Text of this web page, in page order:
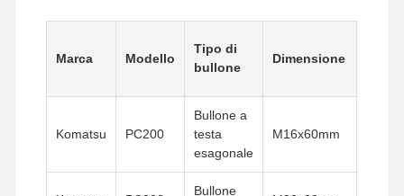
Marca Modello
Tipo di
bullone
Dimensione
Komatsu PC200
Bullone a
testa
esagonale
M16x60mm
Bullone